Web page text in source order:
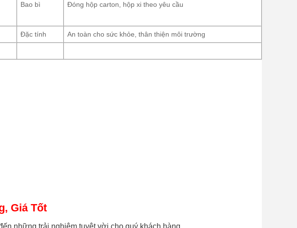
Bao bì Đóng hộp carton, hộp xi theo yêu cầu
Đặc tính An toàn cho sức khỏe, thân thiện môi trường
Giá Tốt
những trải nghiệm tuyệt vời cho quý khách hàng.